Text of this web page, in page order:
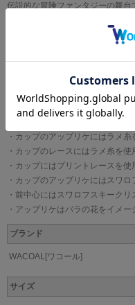
伝説的な冒険ファンタジーの舞台
ラメ糸とスワロフスキー・クリス
●くっきりと深い谷間を
・バストボリュームを脇から中
●優雅でデコラティブ、着飾るよろ
・カップのアップリケにはラメ糸
・カップのレースにはラメ糸を使
・カップにはプリントレースを使
・カップのアップリケにはスワ
・前中心にはスワロフスキークリ
・アップリケはバラの花をイメー
ブランド
WACOAL[ワコール]
サイズ